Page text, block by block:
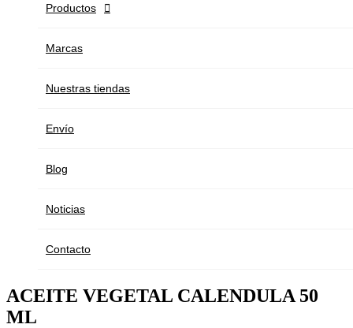
Productos 
Marcas
Nuestras tiendas
Envío
Blog
Noticias
Contacto
ACEITE VEGETAL CALENDULA 50
ML